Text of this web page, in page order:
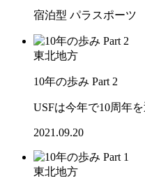
宿泊型 パラスポーツ
東北地方
10年の歩み Part 2
USFは今年で10周年を
2021.09.20
東北地方